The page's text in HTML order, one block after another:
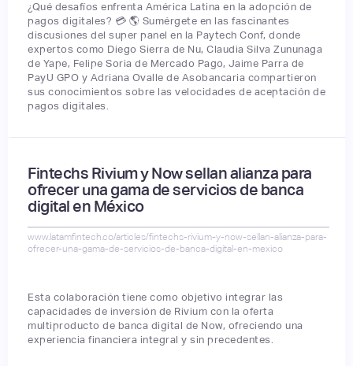
¿Qué desafíos enfrenta América Latina en la adopción de
pagos digitales? 💳 🌎 Sumérgete en las fascinantes
discusiones del super panel en la Paytech Conf, donde
expertos como Diego Sierra de Nu, Claudia Silva Zununaga
de Yape, Felipe Soria de Mercado Pago, Jaime Parra de
PayU GPO y Adriana Ovalle de Asobancaria compartieron
sus conocimientos sobre las velocidades de aceptación de
pagos digitales.
Fintechs Rivium y Now sellan alianza para
ofrecer una gama de servicios de banca
digital en México
www.latamfintech.co/articles/fintechs-rivium-y-now-sellan-alianza-para-
ofrecer-una-gama-de-servicios-de-banca-digital-en-mexico
Esta colaboración tiene como objetivo integrar las
capacidades de inversión de Rivium con la oferta
multiproducto de banca digital de Now, ofreciendo una
experiencia financiera integral y sin precedentes.